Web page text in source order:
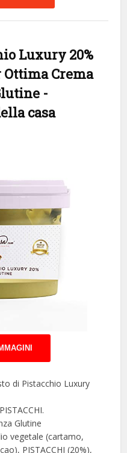
Luxury 20%
Crema
-
casa
di Pistacchio Luxury
Glutine
vegetale (cartamo,
PISTACCHI (20%),